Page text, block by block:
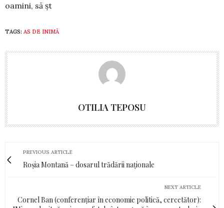
oamini, să șt
TAGS: AS DE INIMĂ
OTILIA TEPOSU
PREVIOUS ARTICLE
Roșia Montană – dosarul trădării naționale
NEXT ARTICLE
Cornel Ban (conferențiar în economie politică, cercetător):